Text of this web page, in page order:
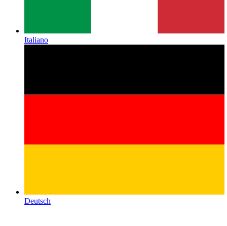
Italiano
Deutsch